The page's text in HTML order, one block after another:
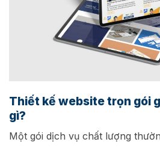
Thiết kế website trọn gói
gì?
Một gói dịch vụ chất lượng